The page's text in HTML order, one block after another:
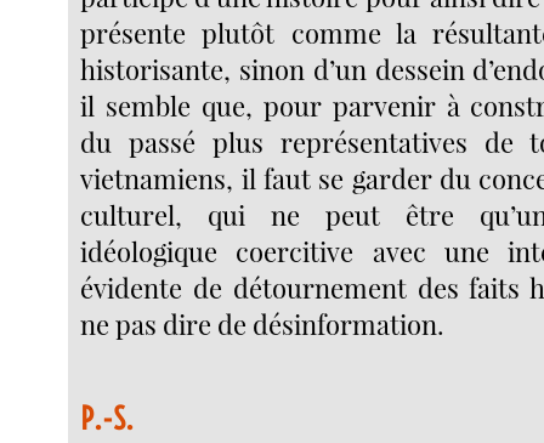
présente plutôt comme la
historisante, sinon d’un dessein
il semble que, pour parvenir à
du passé plus représentatives de
vietnamiens, il faut se garder du
culturel, qui ne peut être
idéologique coercitive avec une
évidente de détournement des faits
ne pas dire de désinformation.
P.-S.